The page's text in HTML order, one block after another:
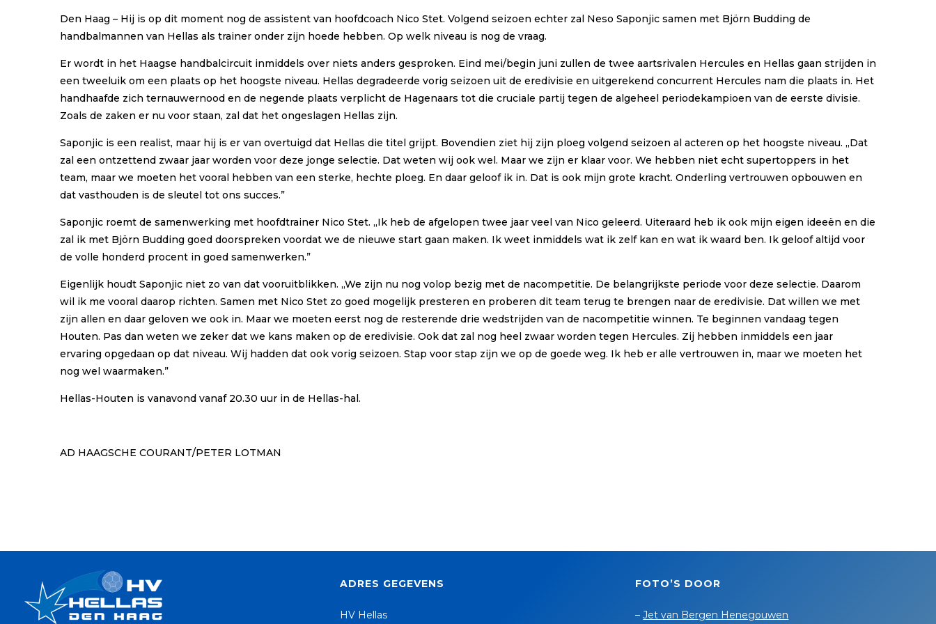
Den Haag – Hij is op dit moment nog de assistent van hoofdcoach Nico Stet. Volgend seizoen echter zal Neso Saponjic samen met Björn Budding de
handbalmannen van Hellas als trainer onder zijn hoede hebben. Op welk niveau is nog de vraag.
Er wordt in het Haagse handbalcircuit inmiddels over niets anders gesproken. Eind mei/begin juni zullen de twee aartsrivalen Hercules en Hellas gaan strijden in
een tweeluik om een plaats op het hoogste niveau. Hellas degradeerde vorig seizoen uit de eredivisie en uitgerekend concurrent Hercules nam die plaats in. Het
handhaafde zich ternauwernood en de negende plaats verplicht de Hagenaars tot die cruciale partij tegen de algeheel periodekampioen van de eerste divisie.
Zoals de zaken er nu voor staan, zal dat het ongeslagen Hellas zijn.
Saponjic is een realist, maar hij is er van overtuigd dat Hellas die titel grijpt. Bovendien ziet hij zijn ploeg volgend seizoen al acteren op het hoogste niveau. ,,Dat
zal een ontzettend zwaar jaar worden voor deze jonge selectie. Dat weten wij ook wel. Maar we zijn er klaar voor. We hebben niet echt supertoppers in het
team, maar we moeten het vooral hebben van een sterke, hechte ploeg. En daar geloof ik in. Dat is ook mijn grote kracht. Onderling vertrouwen opbouwen en
dat vasthouden is de sleutel tot ons succes.”
Saponjic roemt de samenwerking met hoofdtrainer Nico Stet. ,,Ik heb de afgelopen twee jaar veel van Nico geleerd. Uiteraard heb ik ook mijn eigen ideeën en die
zal ik met Björn Budding goed doorspreken voordat we de nieuwe start gaan maken. Ik weet inmiddels wat ik zelf kan en wat ik waard ben. Ik geloof altijd voor
de volle honderd procent in goed samenwerken.”
Eigenlijk houdt Saponjic niet zo van dat vooruitblikken. ,,We zijn nu nog volop bezig met de nacompetitie. De belangrijkste periode voor deze selectie. Daarom
wil ik me vooral daarop richten. Samen met Nico Stet zo goed mogelijk presteren en proberen dit team terug te brengen naar de eredivisie. Dat willen we met
zijn allen en daar geloven we ook in. Maar we moeten eerst nog de resterende drie wedstrijden van de nacompetitie winnen. Te beginnen vandaag tegen
Houten. Pas dan weten we zeker dat we kans maken op de eredivisie. Ook dat zal nog heel zwaar worden tegen Hercules. Zij hebben inmiddels een jaar
ervaring opgedaan op dat niveau. Wij hadden dat ook vorig seizoen. Stap voor stap zijn we op de goede weg. Ik heb er alle vertrouwen in, maar we moeten het
nog wel waarmaken.”
Hellas-Houten is vanavond vanaf 20.30 uur in de Hellas-hal.
AD HAAGSCHE COURANT/PETER LOTMAN
ADRES GEGEVENS
HV Hellas
FOTO’S DOOR
–Jet van Bergen Henegouwen